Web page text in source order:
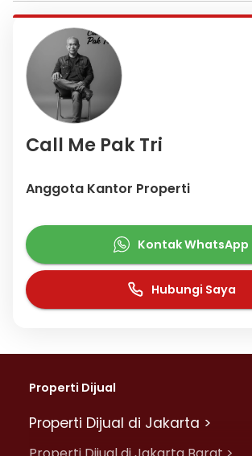
Call Me Pak Tri
Anggota Kantor Properti
Kontak WhatsApp
Hubungi Saya
Properti Dijual
Properti Dijual di Jakarta >